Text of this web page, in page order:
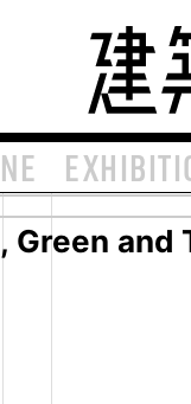
Green and